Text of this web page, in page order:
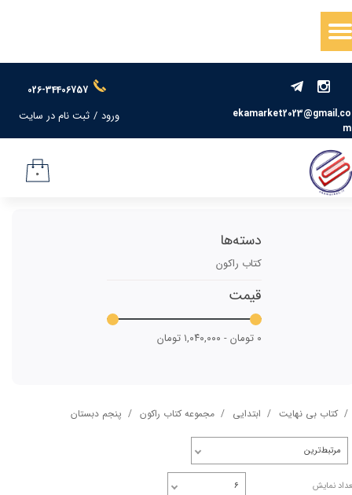
026-34406757
ekamarket2023@gmail.co
m
ورود / ثبت نام در سایت
حساب کاربری من
سفارشات
خروج از حساب کاربری
۰
کتاب بی نهایت ابتدایی مجموعه کتاب راکون پنجم دبستان
مرتبط‌ترین
نمایش ۶
دسته‌ها
کتاب راکون
قیمت
۰ تومان - ۱,۰۴۰,۰۰۰ تومان